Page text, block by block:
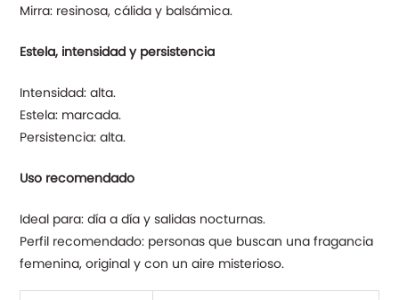
Mirra: resinosa, cálida y balsámica.
Estela, intensidad y persistencia
Intensidad: alta.
Estela: marcada.
Persistencia: alta.
Uso recomendado
Ideal para: día a día y salidas nocturnas.
Perfil recomendado: personas que buscan una fragancia
femenina, original y con un aire misterioso.